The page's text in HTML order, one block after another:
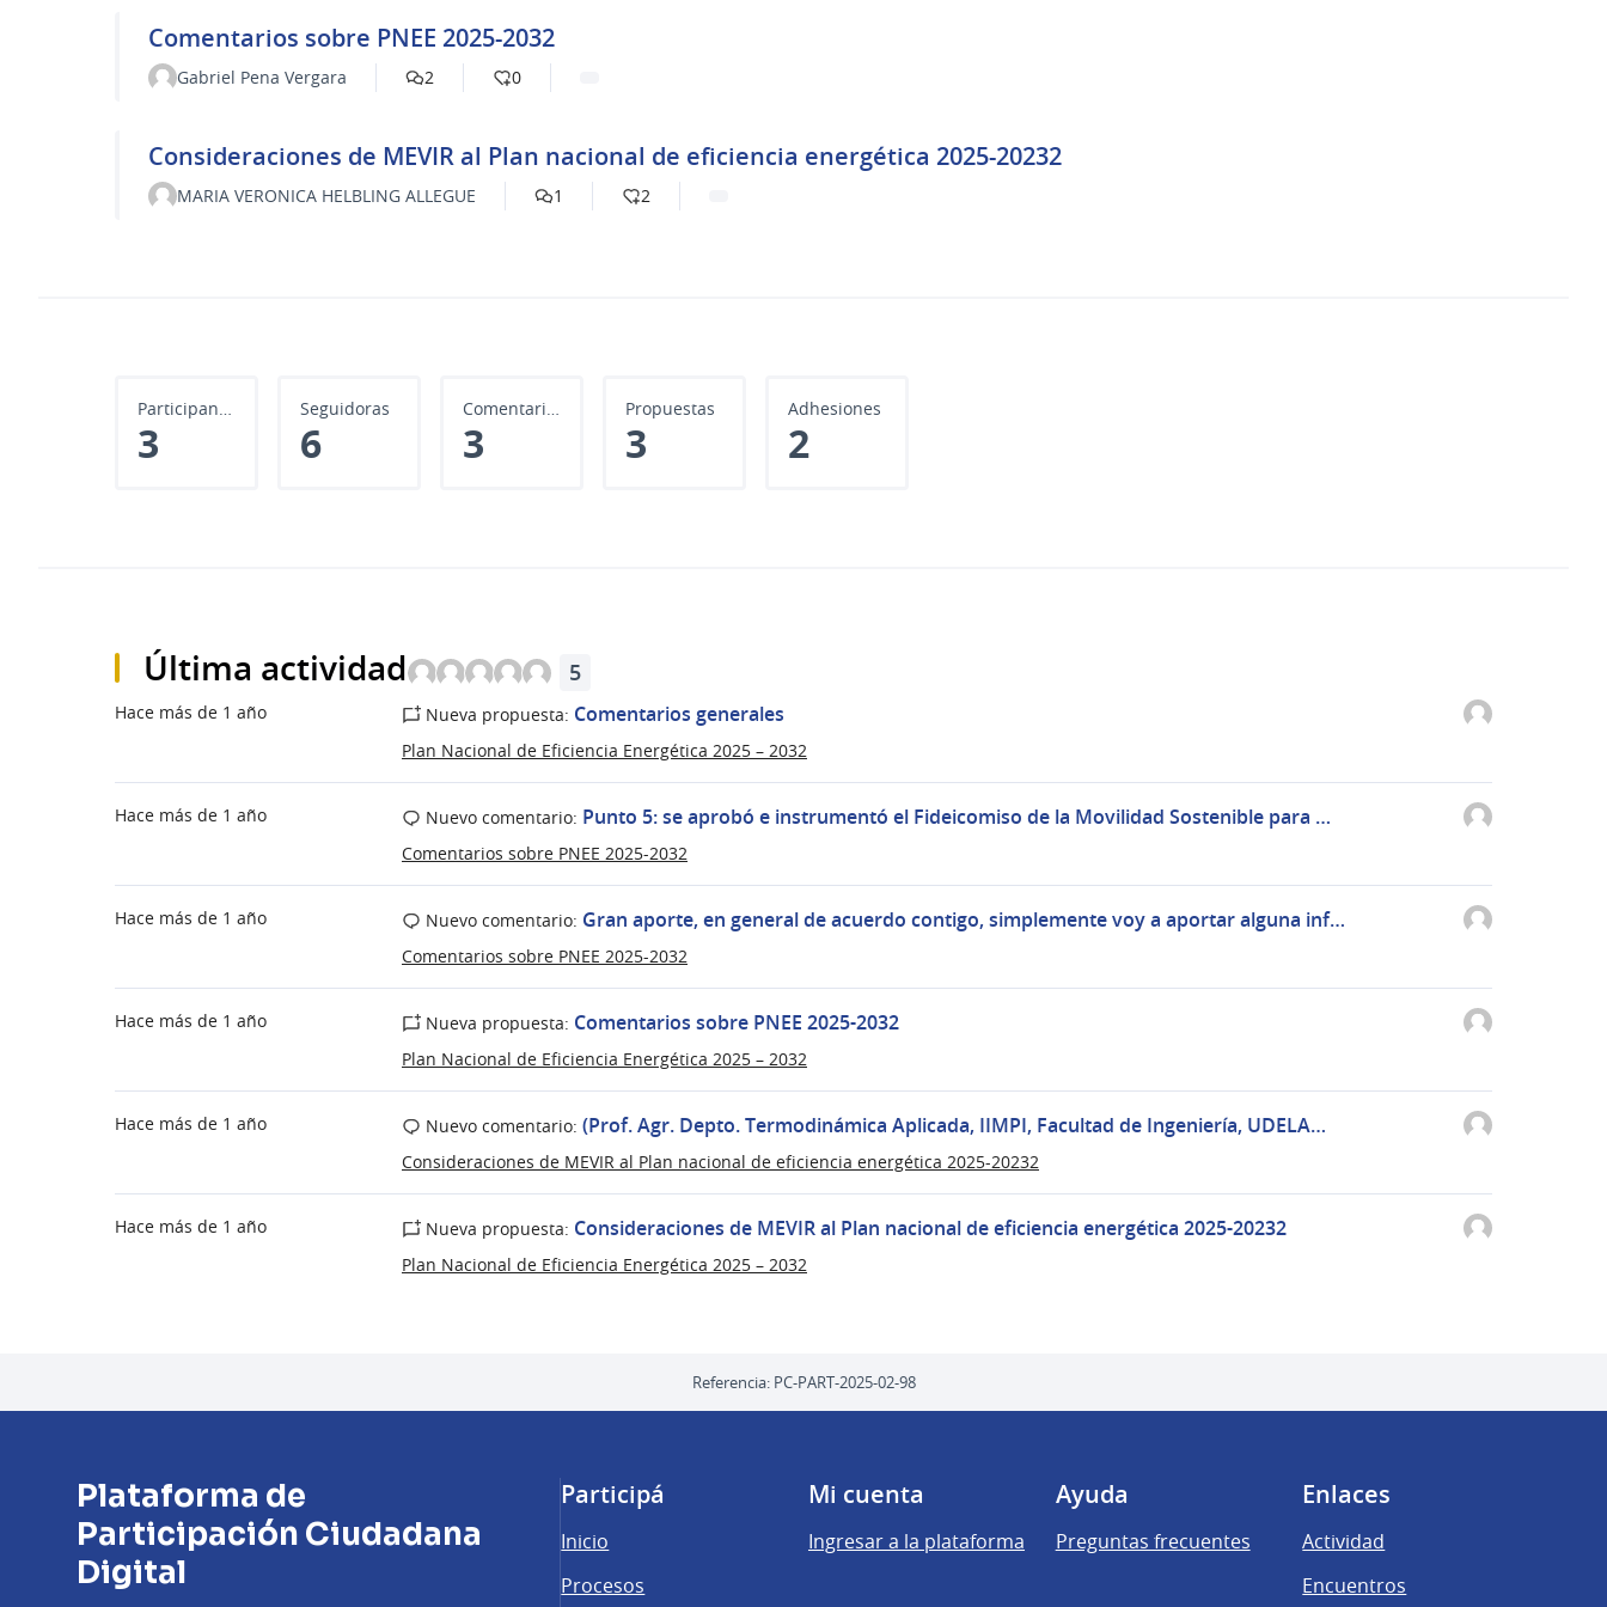
Comentarios sobre PNEE 2025-2032
Gabriel Pena Vergara 2 0
Consideraciones de MEVIR al Plan nacional de eficiencia energética 2025-20232
MARIA VERONICA HELBLING ALLEGUE 1 2
Participantes
3
Seguidoras
6
Comentarios
3
Propuestas
3
Adhesiones
2
Última actividad 5
Hace más de 1 año Nueva propuesta: Comentarios generales
Plan Nacional de Eficiencia Energética 2025 – 2032
Hace más de 1 año Nuevo comentario: Punto 5: se aprobó e instrumentó el Fideicomiso de la Movilidad Sostenible para …
Comentarios sobre PNEE 2025-2032
Hace más de 1 año Nuevo comentario: Gran aporte, en general de acuerdo contigo, simplemente voy a aportar alguna inf…
Comentarios sobre PNEE 2025-2032
Hace más de 1 año Nueva propuesta: Comentarios sobre PNEE 2025-2032
Plan Nacional de Eficiencia Energética 2025 – 2032
Hace más de 1 año Nuevo comentario: (Prof. Agr. Depto. Termodinámica Aplicada, IIMPI, Facultad de Ingeniería, UDELA…
Consideraciones de MEVIR al Plan nacional de eficiencia energética 2025-20232
Hace más de 1 año Nueva propuesta: Consideraciones de MEVIR al Plan nacional de eficiencia energética 2025-20232
Plan Nacional de Eficiencia Energética 2025 – 2032
Referencia: PC-PART-2025-02-98
Plataforma de
Participación Ciudadana
Digital
Participá
Inicio
Procesos
Mi cuenta
Ingresar a la plataforma
Ayuda
Preguntas frecuentes
Enlaces
Actividad
Encuentros